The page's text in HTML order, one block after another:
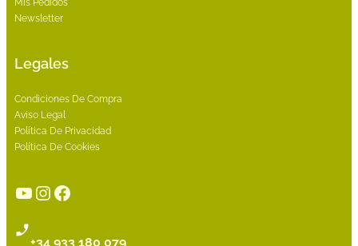
Newsletter
Legales
Condiciones De Compra
Aviso Legal
Política De Privacidad
Política De Cookies
YouTube
Instagram
Facebook
+34 933 180 079